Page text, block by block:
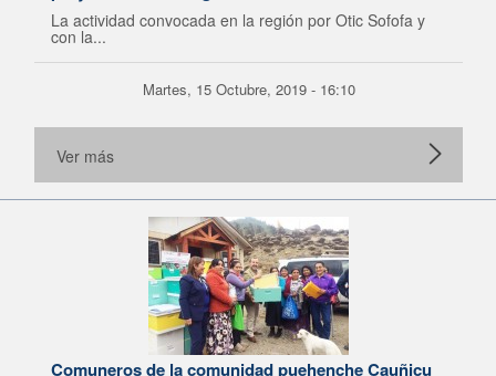
La actividad convocada en la región por Otic Sofofa y
con la...
Martes, 15 Octubre, 2019 - 16:10
Ver más
Comuneros de la comunidad puehenche Cauñicu